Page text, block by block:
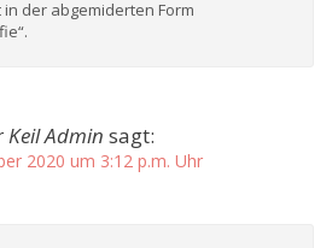
der abgemiderten Form
Keil Admin sagt:
2020 um 3:12 p.m. Uhr